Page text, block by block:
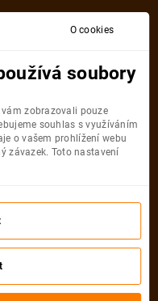
do města už
letenku
O cookies
soubory
zobrazovali pouze
souhlas s využíváním
o vašem prohlížení webu
závazek. Toto nastavení